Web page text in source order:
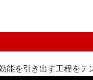
能を引き出す工程をテ